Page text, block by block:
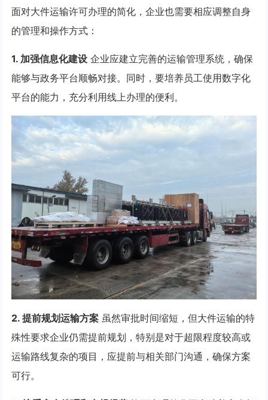
面对大件运输许可办理的简化，企业也需要相应调整自身
的管理和操作方式：
1. 加强信息化建设 企业应建立完善的运输管理系统，确保
能够与政务平台顺畅对接。同时，要培养员工使用数字化
平台的能力，充分利用线上办理的便利。
2. 提前规划运输方案 虽然审批时间缩短，但大件运输的特
殊性要求企业仍需提前规划，特别是对于超限程度较高或
运输路线复杂的项目，应提前与相关部门沟通，确保方案
可行。